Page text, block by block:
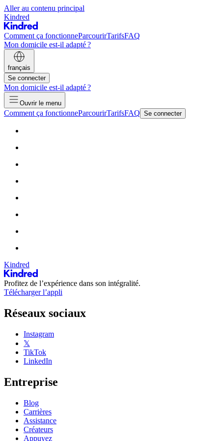
Aller au contenu principal
Kindred
Comment ça fonctionneParcourirTarifsFAQ
Mon domicile est-il adapté ?
français
Se connecter
Mon domicile est-il adapté ?
Ouvrir le menu
Comment ça fonctionneParcourirTarifsFAQ Se connecter
Kindred
Profitez de l’expérience dans son intégralité.
Télécharger l’appli
Réseaux sociaux
Instagram
𝕏
TikTok
LinkedIn
Entreprise
Blog
Carrières
Assistance
Créateurs
Appuyez